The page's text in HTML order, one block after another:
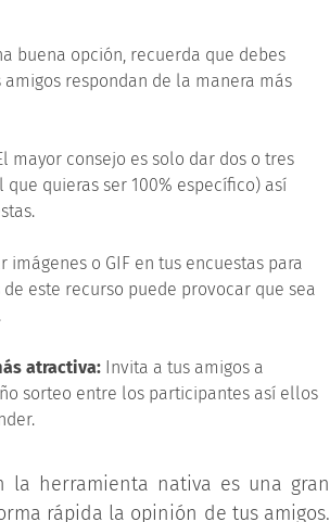
buena opción, recuerda que debes
respondan de la manera más
mayor consejo es solo dar dos o tres
quieras ser 100% específico) así
o GIF en tus encuestas para
este recurso puede provocar que sea
atractiva: Invita a tus amigos a
sorteo entre los participantes así ellos
la herramienta nativa es una gran
rápida la opinión de tus amigos.